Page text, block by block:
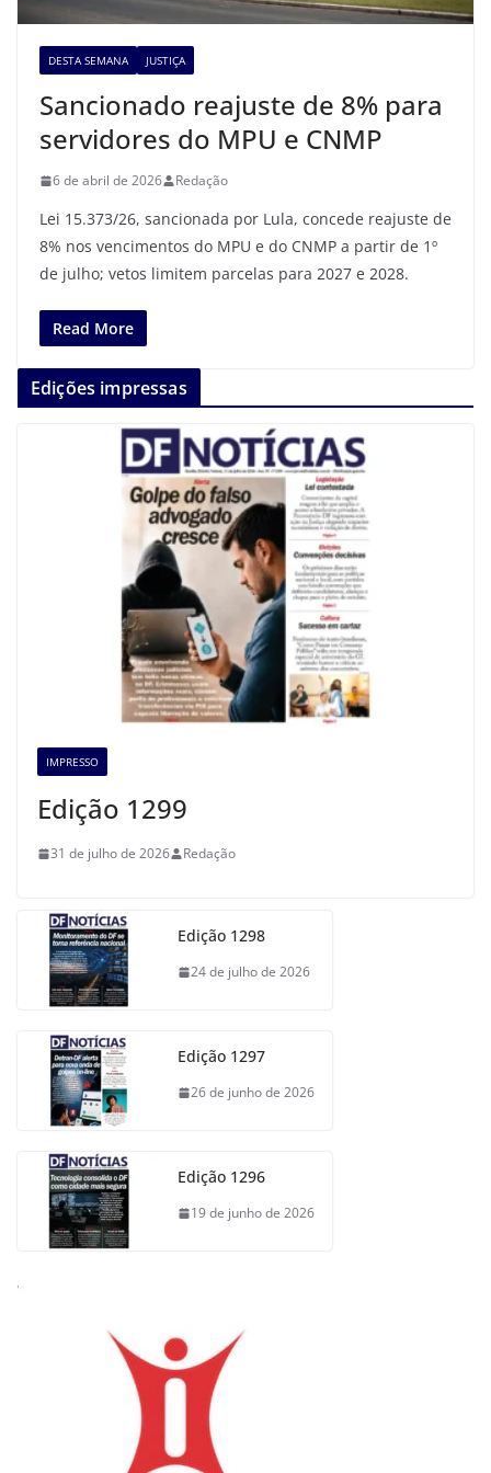
DESTA SEMANA JUSTIÇA
Sancionado reajuste de 8% para
servidores do MPU e CNMP
6 de abril de 2026 Redação
Lei 15.373/26, sancionada por Lula, concede reajuste de
8% nos vencimentos do MPU e do CNMP a partir de 1º
de julho; vetos limitem parcelas para 2027 e 2028.
Read More
Edições impressas
IMPRESSO
Edição 1299
31 de julho de 2026 Redação
Edição 1298
24 de julho de 2026
Edição 1297
26 de junho de 2026
Edição 1296
19 de junho de 2026